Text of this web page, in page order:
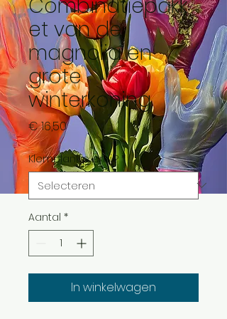
Combinatiepakk
et van de
magnolia en
grote
winterkoning
€ 16,50Prijs
Klemplankje erbij? *
Aantal *
In winkelwagen